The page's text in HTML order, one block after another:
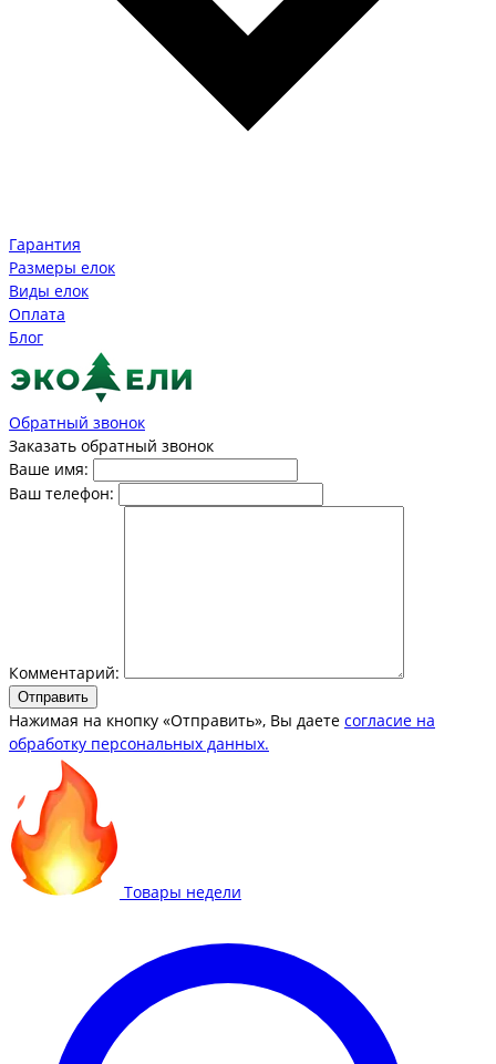
Гарантия
Размеры елок
Виды елок
Оплата
Блог
Обратный звонок
Заказать обратный звонок
Ваше имя:
Ваш телефон:
Комментарий:
Отправить
Нажимая на кнопку «Отправить», Вы даете согласие на
обработку персональных данных.
Товары недели